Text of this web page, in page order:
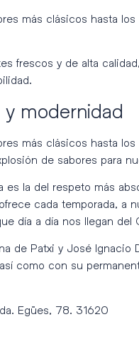
más clásicos hasta
frescos y de alta
y modernidad
más clásicos hasta
de sabores para
es la del respeto más
cada temporada, a
día a día nos llegan del
de Patxi y José
como con su
Egües, 78. 31620